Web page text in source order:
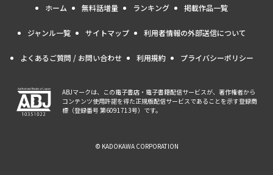
ホーム 無料話増量 ランキング 掲載作品一覧
ジャンル一覧 サイトマップ 利用者情報の外部送信について
よくあるご質問 / お問い合わせ 利用規約 プライバシーポリシー
ABJマークは、この電子書店・電子書籍配信サービスが、著作権者から
コンテンツ使用許諾を得た正規版配信サービスであることを示す登録商
標（登録番号 第6091713号）です。
© KADOKAWA CORPORATION